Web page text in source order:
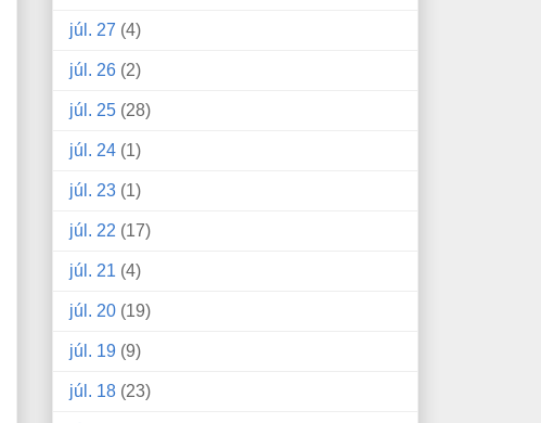
júl. 27 (4)
júl. 26 (2)
júl. 25 (28)
júl. 24 (1)
júl. 23 (1)
júl. 22 (17)
júl. 21 (4)
júl. 20 (19)
júl. 19 (9)
júl. 18 (23)